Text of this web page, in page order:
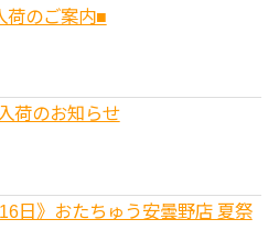
荷のご案内■
荷のお知らせ
日》おたちゅう安曇野店 夏祭